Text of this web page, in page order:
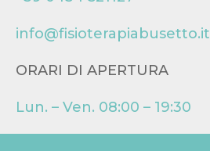
info@fisioterapiabusetto.it
ORARI DI APERTURA
Lun. – Ven. 08:00 – 19:30